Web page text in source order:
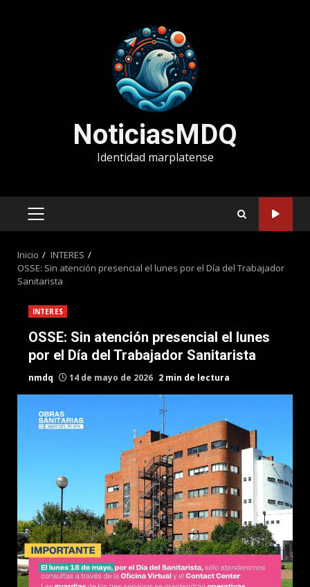
NoticiasMDQ
Identidad marplatense
MENÚ
Inicio
INTERES
OSSE: Sin atención presencial el lunes por el Día del Trabajador
Sanitarista
INTERES
OSSE: Sin atención presencial el lunes
por el Día del Trabajador Sanitarista
nmdq 14 de mayo de 2026 2 min de lectura